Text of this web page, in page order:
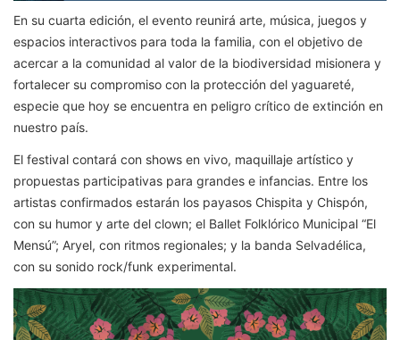
En su cuarta edición, el evento reunirá arte, música, juegos y
espacios interactivos para toda la familia, con el objetivo de
acercar a la comunidad al valor de la biodiversidad misionera y
fortalecer su compromiso con la protección del yaguareté,
especie que hoy se encuentra en peligro crítico de extinción en
nuestro país.
El festival contará con shows en vivo, maquillaje artístico y
propuestas participativas para grandes e infancias. Entre los
artistas confirmados estarán los payasos Chispita y Chispón,
con su humor y arte del clown; el Ballet Folklórico Municipal “El
Mensú”; Aryel, con ritmos regionales; y la banda Selvadélica,
con su sonido rock/funk experimental.